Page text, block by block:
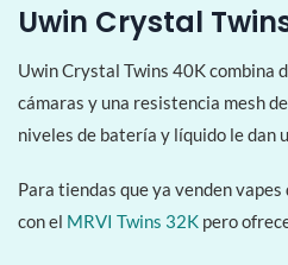
Uwin Crystal
Uwin Crystal Twins 40K combina
cámaras y una resistencia mesh
niveles de batería y líquido le dan
Para tiendas que ya venden
con el MRVI Twins 32K pero